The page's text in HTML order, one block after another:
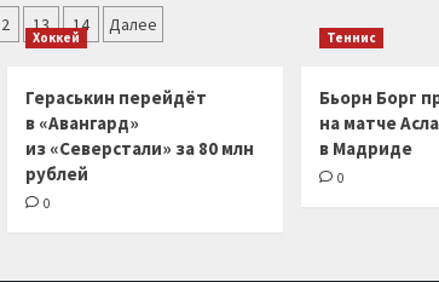
в
13 14 Далее
Хоккей
Гераськин перейдёт
в «Авангард»
из «Северстали» за 80 млн
рублей
0
Теннис
Бьорн Борг
на матче
в Мадриде
0